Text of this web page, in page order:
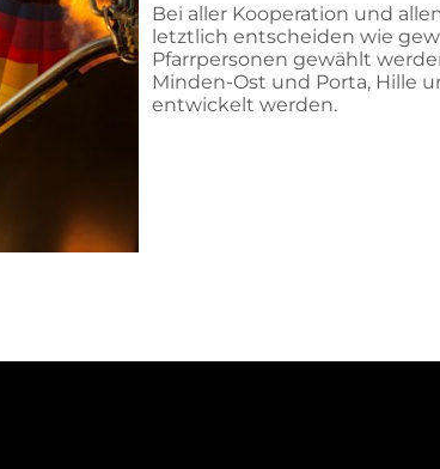
Bei aller Kooperation und
letztlich entscheiden wie
Pfarrpersonen gewählt
Minden-Ost und Porta, Hille
entwickelt werden.